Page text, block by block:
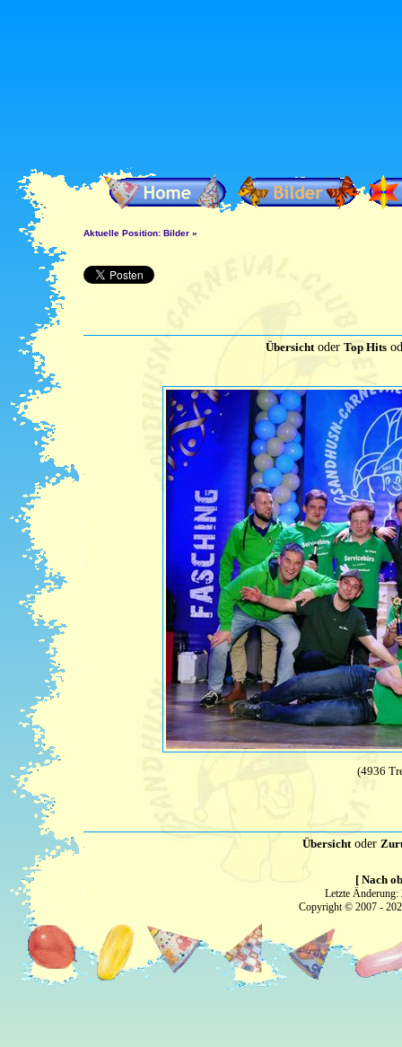
Aktuelle Position: Bilder »
ÜbersichtoderTop Hits
(4936
Übersichtoder
[ Nach
Letzte
Copyright © 2007 -